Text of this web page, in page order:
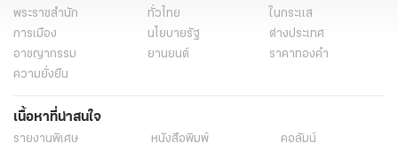
พระราชสำนัก ทั่วไทย
ในกระแส
การเมือง
นโยบายรัฐ
ต่างประเทศ
อาชญากรรม
ยานยนต์
ราคาทองคำ
ความยั่งยืน
เนื้อหาที่น่าสนใจ
รายงานพิเศษ หนังสือพิมพ์
คอลัมน์